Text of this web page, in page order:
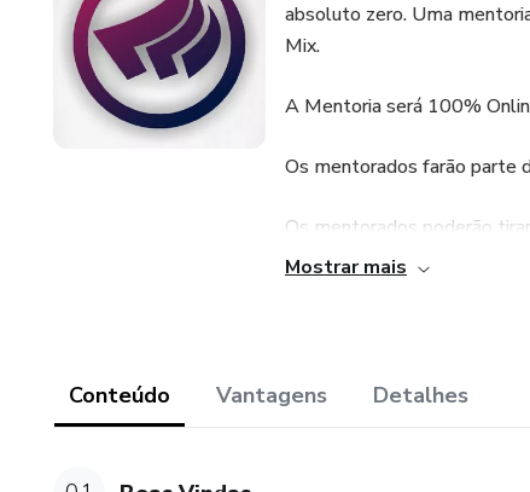
absoluto zero. Uma
Mix.
A Mentoria será 100%
Os mentorados farão parte
Os mentorados poderão
pelo aplicativo WhatsApp.
Mostrar mais
Conteúdo Vantagens Detalhes